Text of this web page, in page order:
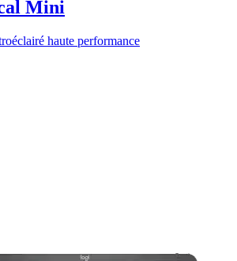
Mini
haute performance